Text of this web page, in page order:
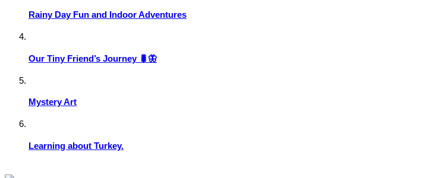
Rainy Day Fun and Indoor Adventures
Our Tiny Friend’s Journey 🐛🦋
Mystery Art
Learning about Turkey.